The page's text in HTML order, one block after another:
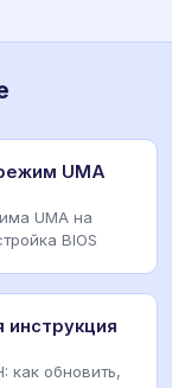
UMA
UMA на
BIOS
инструкция
как обновить,